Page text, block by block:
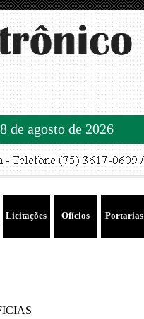
de agosto de 2026
Licitações Ofícios Portarias